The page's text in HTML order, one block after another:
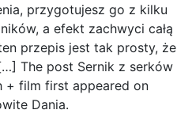
przygotujesz go z kilku
a efekt zachwyci całą
przepis jest tak prosty, że
The post Sernik z serków
+ film first appeared on
Dania.